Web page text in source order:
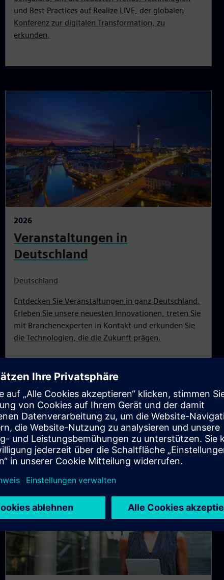
und Best Practices auf Realize LIVE, der globalen
Konferenz zur digitalen Transformation, zu
erkunden.
2026
Veranstaltungen in
Deutschland
Deutschland
Entdecken Sie Veranstaltungen in ganz Deutschland.
Erleben Sie unsere neuesten Innovationen, treten Sie
mit Branchenexperten in Kontakt und erkunden Sie
die Technologien, die die Zukunft prägen.